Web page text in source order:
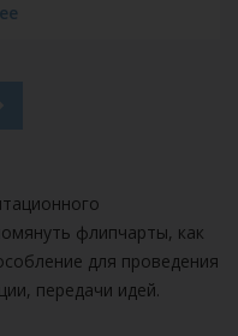
флипчарты, как
для проведения
передачи идей.